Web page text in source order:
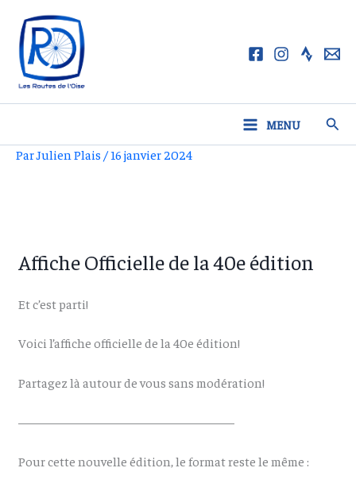
contenu
MENU
ParJulien Plais /16 janvier 2024
Affiche Officielle de la 40e édition
Et c’est parti!
Voici l’affiche officielle de la 40e édition!
Partagez là autour de vous sans modération!
—————————————————
Pour cette nouvelle édition, le format reste le même :